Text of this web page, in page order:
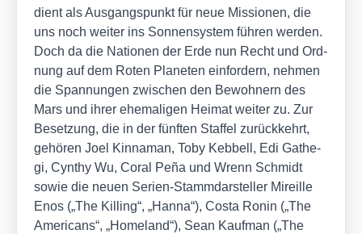
dient als Aus­gangs­punkt für neue Mis­sio­nen, die
uns noch wei­ter ins Son­nen­sys­tem füh­ren wer­den.
Doch da die Natio­nen der Erde nun Recht und Ord­
nung auf dem Roten Pla­ne­ten ein­for­dern, neh­men
die Span­nun­gen zwi­schen den Bewoh­nern des
Mars und ihrer ehe­ma­li­gen Hei­mat wei­ter zu. Zur
Beset­zung, die in der fünf­ten Staf­fel zurück­kehrt,
gehö­ren Joel Kin­na­man, Toby Keb­bell, Edi Gathe­
gi, Cyn­thy Wu, Coral Peña und Wrenn Schmidt
sowie die neu­en Seri­en-Stamm­dar­stel­ler Mireil­le
Enos („The Kil­ling“, „Han­na“), Cos­ta Ronin („The
Ame­ri­cans“, „Home­land“), Sean Kauf­man („The